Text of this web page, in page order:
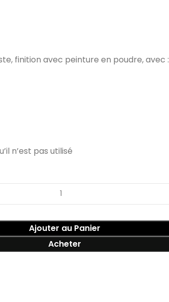
finition avec peinture en poudre, avec :
n’est pas utilisé
Ajouter au Panier
Acheter